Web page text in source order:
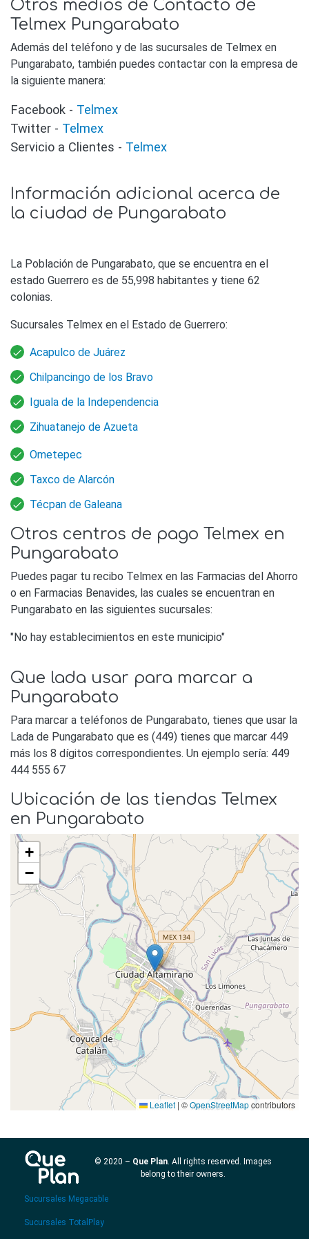
Otros medios de Contacto de
Telmex Pungarabato
Además del teléfono y de las sucursales de Telmex en
Pungarabato, también puedes contactar con la empresa de
la siguiente manera:
Facebook - Telmex
Twitter - Telmex
Servicio a Clientes - Telmex
Información adicional acerca de
la ciudad de Pungarabato
La Población de Pungarabato, que se encuentra en el
estado Guerrero es de 55,998 habitantes y tiene 62
colonias.
Sucursales Telmex en el Estado de Guerrero:
Acapulco de Juárez
Chilpancingo de los Bravo
Iguala de la Independencia
Zihuatanejo de Azueta
Ometepec
Taxco de Alarcón
Técpan de Galeana
Otros centros de pago Telmex en
Pungarabato
Puedes pagar tu recibo Telmex en las Farmacias del Ahorro
o en Farmacias Benavides, las cuales se encuentran en
Pungarabato en las siguientes sucursales:
"No hay establecimientos en este municipio"
Que lada usar para marcar a
Pungarabato
Para marcar a teléfonos de Pungarabato, tienes que usar la
Lada de Pungarabato que es (449) tienes que marcar 449
más los 8 dígitos correspondientes. Un ejemplo sería: 449
444 555 67
Ubicación de las tiendas Telmex
en Pungarabato
+
−
Leaflet | ©OpenStreetMapcontributors
© 2020 – Que Plan. All rights reserved. Images
belong to their owners.
Sucursales Megacable
Sucursales TotalPlay